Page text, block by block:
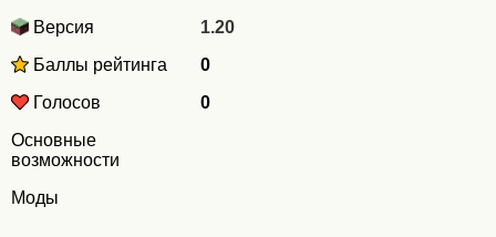
Версия
1.20
Баллы рейтинга
0
Голосов
0
Основные
возможности
Моды